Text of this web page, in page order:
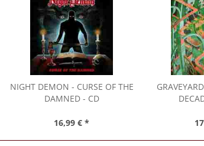
NIGHT DEMON - CURSE OF THE
DAMNED - CD
16,99 € *
GRAVEYARD